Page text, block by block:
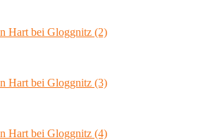
Hart bei Gloggnitz (2)
Hart bei Gloggnitz (3)
Hart bei Gloggnitz (4)